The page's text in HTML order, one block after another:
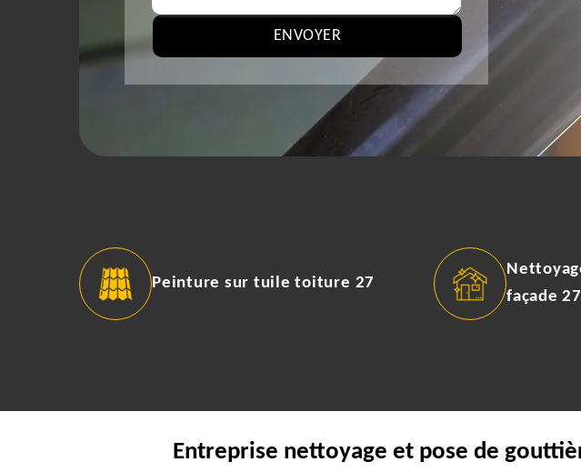
Peinture sur tuile toiture 27
façade 27
Entreprise nettoyage et pose de